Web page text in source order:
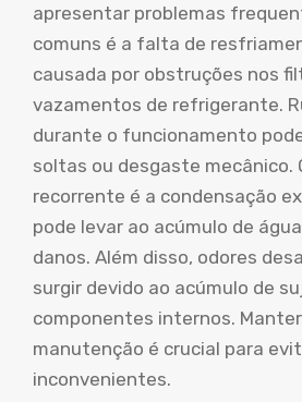
apresentar problemas
comuns é a falta de
causada por obstruções nos
vazamentos de refrigerante.
durante o funcionamento
soltas ou desgaste mecânico.
recorrente é a condensação
pode levar ao acúmulo de
danos. Além disso, odores
surgir devido ao acúmulo de
componentes internos.
manutenção é crucial para
inconvenientes.